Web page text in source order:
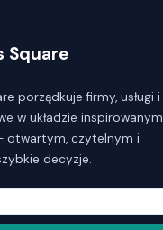
Square
porządkuje firmy, usługi i
w układzie inspirowanym
otwartym, czytelnym i
decyzje.